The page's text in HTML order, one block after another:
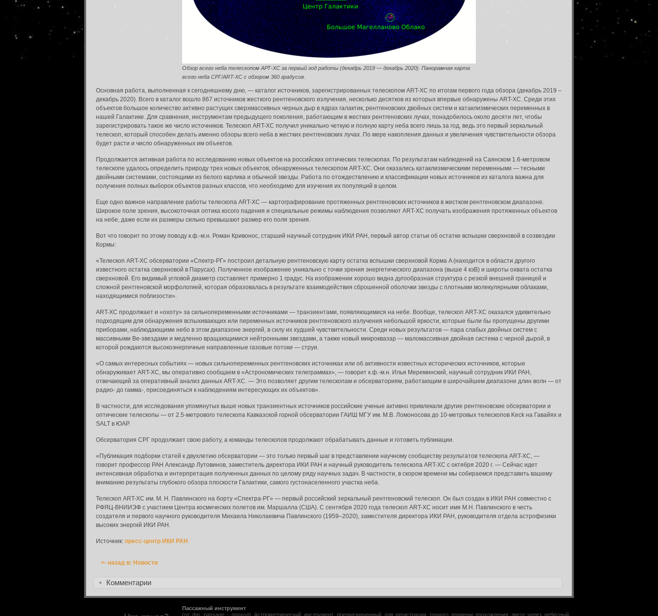
Обзор всего неба телескопом АРТ-XC за первый год работы (декабрь 2019 — декабрь 2020). Панорамная карта
всего неба СРГ/ART-XC с обзором 360 градусов.
Основная работа, выполненная к сегодняшнему дню, — каталог источников, зарегистрированных телескопом ART-XC по итогам первого года обзора (декабрь 2019 –
декабрь 2020). Всего в каталог вошло 867 источников жесткого рентгеновского излучения, несколько десятков из которых впервые обнаружены ART-XC. Среди этих
объектов большое количество активно растущих сверхмассивных черных дыр в ядрах галактик, рентгеновских двойных систем и катаклизмических переменных в
нашей Галактике. Для сравнения, инструментам предыдущего поколения, работающим в жестких рентгеновских лучах, понадобилось около десяти лет, чтобы
зарегистрировать такое же число источников. Телескоп ART-XC получил уникально четкую и полную карту неба всего лишь за год, ведь это первый зеркальный
телескоп, который способен делать именно обзоры всего неба в жестких рентгеновских лучах. По мере накопления данных и увеличения чувствительности обзора
будет расти и число обнаруженных им объектов.
Продолжается активная работа по исследованию новых объектов на российских оптических телескопах. По результатам наблюдений на Саянском 1.6-метровом
телескопе удалось определить природу трех новых объектов, обнаруженных телескопом ART-XC. Они оказались катаклизмическими переменными — тесными
двойными системами, состоящими из белого карлика и обычной звезды. Работа по отождествлению и классификации новых источников из каталога важна для
получения полных выборок объектов разных классов, что необходимо для изучения их популяций в целом.
Еще одно важное направление работы телескопа ART-XC — картографирование протяженных рентгеновских источников в жестком рентгеновском диапазоне.
Широкое поле зрения, высокоточная оптика косого падения и специальные режимы наблюдения позволяют ART-XC получать изображения протяженных объектов
на небе, даже если их размеры сильно превышают размер его поля зрения.
Вот что говорит по этому поводу к.ф.-м.н. Роман Кривонос, старший научный сотрудник ИКИ РАН, первый автор статьи об остатке вспышки сверхновой в созвездии
Кормы:
«Телескоп ART-XC обсерватории «Спектр-РГ» построил детальную рентгеновскую карту остатка вспышки сверхновой Корма A (находится в области другого
известного остатка сверхновой в Парусах). Полученное изображение уникально с точки зрения энергетического диапазона (выше 4 кэВ) и широты охвата остатка
сверхновой. Его видимый угловой диаметр составляет примерно 1 градус. На изображении хорошо видна дугообразная структура с резкой внешней границей и
сложной рентгеновской морфологией, которая образовалась в результате взаимодействия сброшенной оболочки звезды с плотными молекулярными облаками,
находящимися поблизости».
ART-XC продолжает и «охоту» за сильнопеременными источниками — транзиентами, появляющимися на небе. Вообще, телескоп ART-XC оказался удивительно
подходящим для обнаружения вспыхивающих или переменных источников рентгеновского излучения небольшой яркости, которые были бы пропущены другими
приборами, наблюдающими небо в этом диапазоне энергий, в силу их худшей чувствительности. Среди новых результатов — пара слабых двойных систем с
массивными Be-звездами и медленно вращающимися нейтронными звездами, а также новый микроквазар — маломассивная двойная система с черной дырой, в
которой рождаются высокоэнергичные направленные газовые потоки — струи.
«О самых интересных событиях — новых сильнопеременных рентгеновских источниках или об активности известных исторических источников, которые
обнаруживает ART-XC, мы оперативно сообщаем в «Астрономических телеграммах», — говорит к.ф.-м.н. Илья Мереминский, научный сотрудник ИКИ РАН,
отвечающий за оперативный анализ данных ART-XC. — Это позволяет другим телескопам и обсерваториям, работающим в широчайшем диапазоне длин волн — от
радио- до гамма-, присоединяться к наблюдениям интересующих их объектов».
В частности, для исследования упомянутых выше новых транзиентных источников российские ученые активно привлекали другие рентгеновские обсерватории и
оптические телескопы — от 2.5-метрового телескопа Кавказской горной обсерватории ГАИШ МГУ им. М.В. Ломоносова до 10-метровых телескопов Keck на Гавайях и
SALT в ЮАР.
Обсерватория СРГ продолжает свою работу, а команды телескопов продолжают обрабатывать данные и готовить публикации.
«Публикация подборки статей к двухлетию обсерватории — это только первый шаг в представлении научному сообществу результатов телескопа ART-XC, —
говорит профессор РАН Александр Лутовинов, заместитель директора ИКИ РАН и научный руководитель телескопа ART-XC с октября 2020 г. — Сейчас идет
интенсивная обработка и интерпретация полученных данных по целому ряду научных задач. В частности, в скором времени мы собираемся представить вашему
вниманию результаты глубокого обзора плоскости Галактики, самого густонаселенного участка неба.
Телескоп ART-XC им. М. Н. Павлинского на борту «Спектра-РГ» — первый российский зеркальный рентгеновский телескоп. Он был создан в ИКИ РАН совместно с
РФЯЦ-ВНИИЭФ с участием Центра космических полетов им. Маршалла (США). С сентября 2020 года телескоп ART-XC носит имя М.Н. Павлинского в честь
создателя и первого научного руководителя Михаила Николаевича Павлинского (1959–2020), заместителя директора ИКИ РАН, руководителя отдела астрофизики
высоких энергий ИКИ РАН.
Источник: пресс-центр ИКИ РАН
<- назад в: Новости
Комментарии
Вход в систему
Введите имя пользователя и пароль для входа в систему:
Вход в систему
Имя пользователя:
Пароль:
Запомнить меня:
Пассажный инструмент
(от фр. passage - проход) Астрометрический инструмент, предназначенный для регистрации точного времени прохождения звезд через небесный